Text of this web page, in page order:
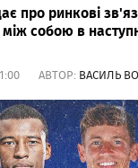
про ринкові
між собою в
АВТОР: ВАСИЛЬ